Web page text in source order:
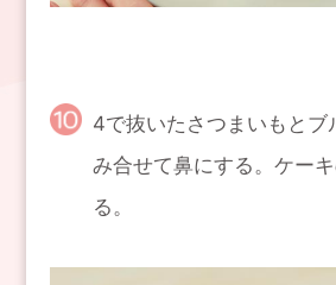
4で抜いたさつまいもとブ
み合せて鼻にする。ケー
る。